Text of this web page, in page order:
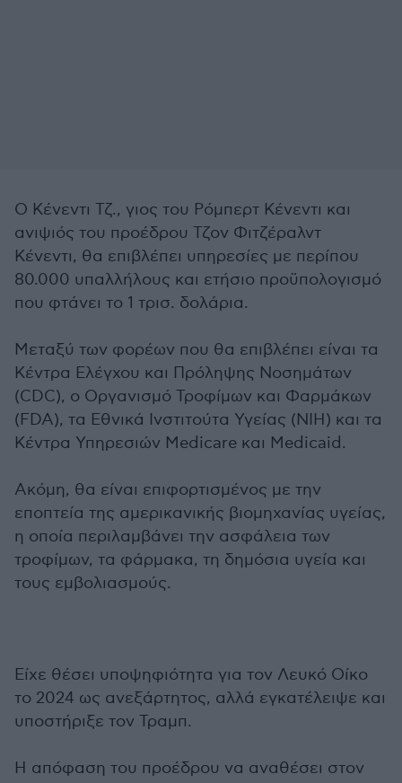
Ο Κένεντι Τζ., γιος του Ρόμπερτ Κένεντι και
ανιψιός του προέδρου Τζον Φιτζέραλντ
Κένεντι, θα επιβλέπει υπηρεσίες με περίπου
80.000 υπαλλήλους και ετήσιο προϋπολογισμό
που φτάνει το 1 τρισ. δολάρια.
Μεταξύ των φορέων που θα επιβλέπει είναι τα
Κέντρα Ελέγχου και Πρόληψης Νοσημάτων
(CDC), ο Οργανισμό Τροφίμων και Φαρμάκων
(FDA), τα Εθνικά Ινστιτούτα Υγείας (NIH) και τα
Κέντρα Υπηρεσιών Medicare και Medicaid.
Ακόμη, θα είναι επιφορτισμένος με την
εποπτεία της αμερικανικής βιομηχανίας υγείας,
η οποία περιλαμβάνει την ασφάλεια των
τροφίμων, τα φάρμακα, τη δημόσια υγεία και
τους εμβολιασμούς.
Είχε θέσει υποψηφιότητα για τον Λευκό Οίκο
το 2024 ως ανεξάρτητος, αλλά εγκατέλειψε και
υποστήριξε τον Τραμπ.
Η απόφαση του προέδρου να αναθέσει στον